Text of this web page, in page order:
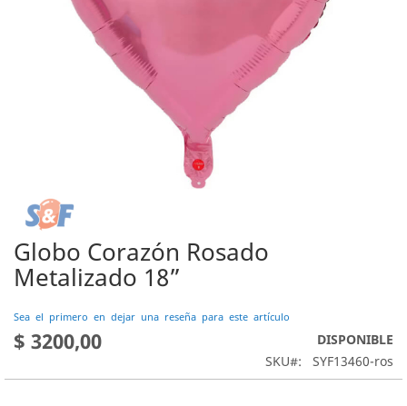
Globo Corazón Rosado
Metalizado 18”
Sea el primero en dejar una reseña para este artículo
$ 3200,00 DISPONIBLE
SKU SYF13460-ros
Saltar
comienzo
la
galería